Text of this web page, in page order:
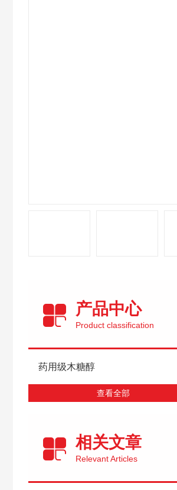
产品中心
Product classification
药用级木糖醇
查看全部
相关文章
Relevant Articles